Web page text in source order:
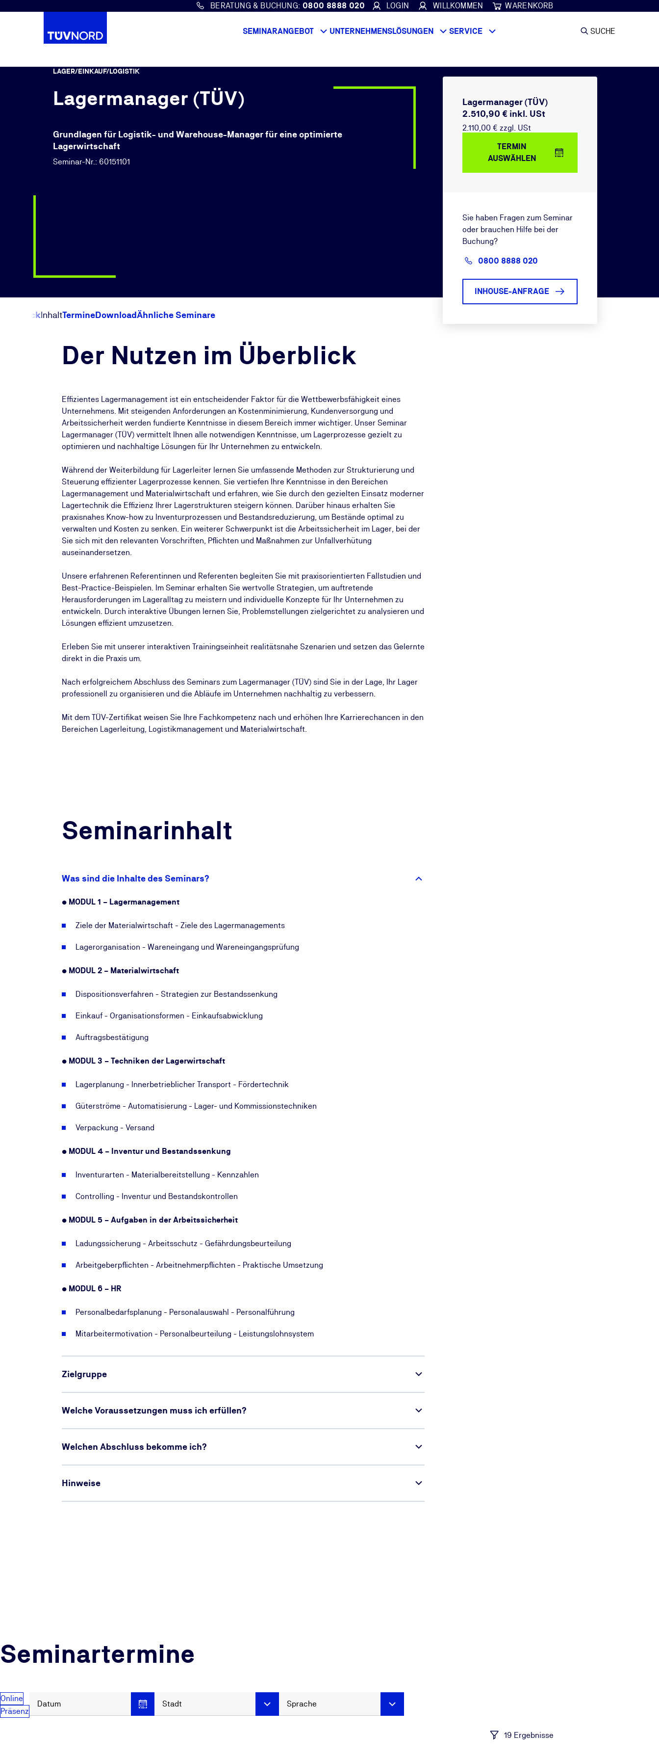
Springe zum Hauptinhalt
BERATUNG & BUCHUNG: 0800 8888 020 LOGIN WILLKOMMEN WARENKORB
SEMINARANGEBOT UNTERNEHMENSLÖSUNGEN SERVICE SUCHE
LAGER/EINKAUF/LOGISTIK
Lagermanager (TÜV)
Grundlagen für Logistik- und Warehouse-Manager für eine optimierte
Lagerwirtschaft
Seminar-Nr.: 60151101
ÜberblickInhaltTermineDownloadÄhnliche Seminare
Der Nutzen im Überblick
Effizientes Lagermanagement ist ein entscheidender Faktor für die Wettbewerbsfähigkeit eines
Unternehmens. Mit steigenden Anforderungen an Kostenminimierung, Kundenversorgung und
Arbeitssicherheit werden fundierte Kenntnisse in diesem Bereich immer wichtiger. Unser Seminar
Lagermanager (TÜV) vermittelt Ihnen alle notwendigen Kenntnisse, um Lagerprozesse gezielt zu
optimieren und nachhaltige Lösungen für Ihr Unternehmen zu entwickeln.
Während der Weiterbildung für Lagerleiter lernen Sie umfassende Methoden zur Strukturierung und
Steuerung effizienter Lagerprozesse kennen. Sie vertiefen Ihre Kenntnisse in den Bereichen
Lagermanagement und Materialwirtschaft und erfahren, wie Sie durch den gezielten Einsatz moderner
Lagertechnik die Effizienz Ihrer Lagerstrukturen steigern können. Darüber hinaus erhalten Sie
praxisnahes Know-how zu Inventurprozessen und Bestandsreduzierung, um Bestände optimal zu
verwalten und Kosten zu senken. Ein weiterer Schwerpunkt ist die Arbeitssicherheit im Lager, bei der
Sie sich mit den relevanten Vorschriften, Pflichten und Maßnahmen zur Unfallverhütung
auseinandersetzen.
Unsere erfahrenen Referentinnen und Referenten begleiten Sie mit praxisorientierten Fallstudien und
Best-Practice-Beispielen. Im Seminar erhalten Sie wertvolle Strategien, um auftretende
Herausforderungen im Lageralltag zu meistern und individuelle Konzepte für Ihr Unternehmen zu
entwickeln. Durch interaktive Übungen lernen Sie, Problemstellungen zielgerichtet zu analysieren und
Lösungen effizient umzusetzen.
Erleben Sie mit unserer interaktiven Trainingseinheit realitätsnahe Szenarien und setzen das Gelernte
direkt in die Praxis um.
Nach erfolgreichem Abschluss des Seminars zum Lagermanager (TÜV) sind Sie in der Lage, Ihr Lager
professionell zu organisieren und die Abläufe im Unternehmen nachhaltig zu verbessern.
Mit dem TÜV-Zertifikat weisen Sie Ihre Fachkompetenz nach und erhöhen Ihre Karrierechancen in den
Bereichen Lagerleitung, Logistikmanagement und Materialwirtschaft.
Seminarinhalt
Was sind die Inhalte des Seminars?
• MODUL 1 – Lagermanagement
Ziele der Materialwirtschaft - Ziele des Lagermanagements
Lagerorganisation - Wareneingang und Wareneingangsprüfung
• MODUL 2 – Materialwirtschaft
Dispositionsverfahren - Strategien zur Bestandssenkung
Einkauf - Organisationsformen - Einkaufsabwicklung
Auftragsbestätigung
• MODUL 3 – Techniken der Lagerwirtschaft
Lagerplanung - Innerbetrieblicher Transport - Fördertechnik
Güterströme - Automatisierung - Lager- und Kommissionstechniken
Verpackung - Versand
• MODUL 4 – Inventur und Bestandssenkung
Inventurarten - Materialbereitstellung - Kennzahlen
Controlling - Inventur und Bestandskontrollen
• MODUL 5 – Aufgaben in der Arbeitssicherheit
Ladungssicherung - Arbeitsschutz - Gefährdungsbeurteilung
Arbeitgeberpflichten - Arbeitnehmerpflichten - Praktische Umsetzung
• MODUL 6 – HR
Personalbedarfsplanung - Personalauswahl - Personalführung
Mitarbeitermotivation - Personalbeurteilung - Leistungslohnsystem
Zielgruppe
Welche Voraussetzungen muss ich erfüllen?
Welchen Abschluss bekomme ich?
Hinweise
Lagermanager (TÜV)
2.510,90 € inkl. USt
2.110,00 € zzgl. USt
TERMIN
AUSWÄHLEN
Sie haben Fragen zum Seminar
oder brauchen Hilfe bei der
Buchung?
0800 8888 020
INHOUSE-ANFRAGE
Seminartermine
Online
Präsenz
Datum Stadt Sprache
19 Ergebnisse